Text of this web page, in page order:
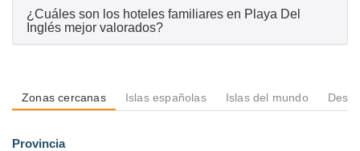
¿Cuáles son los hoteles familiares en Playa Del
Inglés mejor valorados?
Zonas cercanas Islas españolas Islas del mundo
Provincia